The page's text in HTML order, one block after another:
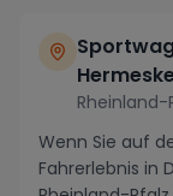
Rheinland-
Wenn Sie auf
Fahrerlebnis in